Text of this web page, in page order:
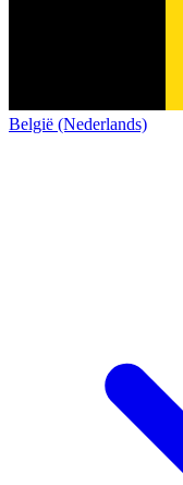
België (Nederlands)